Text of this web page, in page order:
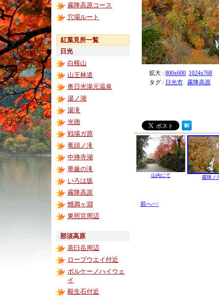
霧降高原コース
穴場ルート
紅葉見所一覧
日光
白根山
山王林道
奥日光湯元温泉
湯ノ湖
湯滝
光徳
戦場ガ原
竜頭ノ滝
中禅寺湖
華厳の滝
いろは坂
霧降高原
憾満ヶ淵
東照宮周辺
那須高原
茶臼岳周辺
ロープウエイ付近
ボルケーノハイウェ
イ
殺生石付近
拡大 : 800x600 1024x768
タグ : 日光市 霧降高原
山内にて 霧降ノ
前へ<<